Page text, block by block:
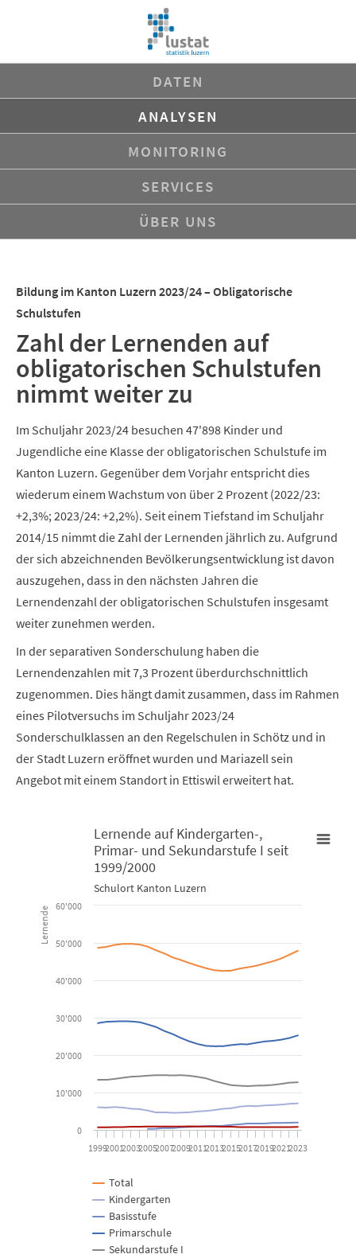
DATEN
ANALYSEN
MONITORING
SERVICES
ÜBER UNS
Bildung im Kanton Luzern 2023/24 – Obligatorische
Schulstufen
Zahl der Lernenden auf
obligatorischen Schulstufen
nimmt weiter zu
Im Schuljahr 2023/24 besuchen 47'898 Kinder und
Jugendliche eine Klasse der obligatorischen Schulstufe im
Kanton Luzern. Gegenüber dem Vorjahr entspricht dies
wiederum einem Wachstum von über 2 Prozent (2022/23:
+2,3%; 2023/24: +2,2%). Seit einem Tiefstand im Schuljahr
2014/15 nimmt die Zahl der Lernenden jährlich zu. Aufgrund
der sich abzeichnenden Bevölkerungsentwicklung ist davon
auszugehen, dass in den nächsten Jahren die
Lernendenzahl der obligatorischen Schulstufen insgesamt
weiter zunehmen werden.
In der separativen Sonderschulung haben die
Lernendenzahlen mit 7,3 Prozent überdurchschnittlich
zugenommen. Dies hängt damit zusammen, dass im Rahmen
eines Pilotversuchs im Schuljahr 2023/24
Sonderschulklassen an den Regelschulen in Schötz und in
der Stadt Luzern eröffnet wurden und Mariazell sein
Angebot mit einem Standort in Ettiswil erweitert hat.
Lernende auf Kindergarten-, Primar- und Sekundarstufe I seit
Line chart with 6 lines.
Schulort Kanton Luzern
View as data table, Lernende auf Kindergarten-, Primar-
The chart has 1 Y axis displaying Lernende. Data ranges from
Lernende
Lernende auf Kindergarten-,
Primar- und Sekundarstufe I seit
1999/2000
Schulort Kanton Luzern
Total
Kindergarten
Basisstufe
Primarschule
Sekundarstufe I
1999200120032005200720092011201320152017201920212023
0
10'000
20'000
30'000
40'000
50'000
60'000